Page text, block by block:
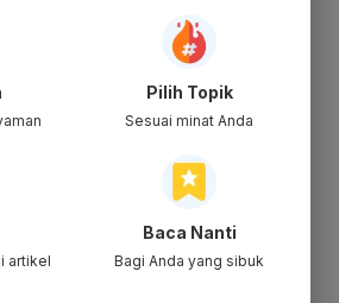
Masjid Istiqlal dan
dipisahkan sebuah
berdekatan, di
jamaah dari Masjid
Katedral saling
tempat mereka
Pilih Topik
Sesuai minat Anda
artikel
Baca Nanti
Bagi Anda yang sibuk